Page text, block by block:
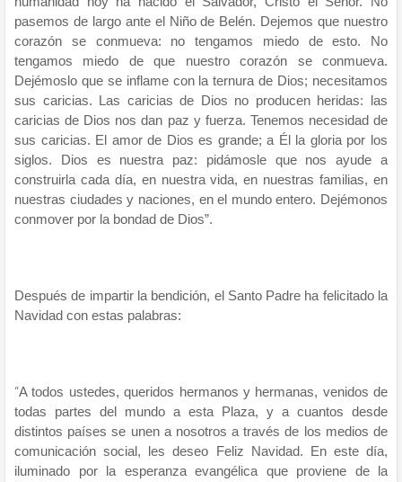
pasemos de largo ante el Niño de Belén. Dejemos que nuestro
corazón se conmueva: no tengamos miedo de esto. No
tengamos miedo de que nuestro corazón se conmueva.
Dejémoslo que se inflame con la ternura de Dios; necesitamos
sus caricias. Las caricias de Dios no producen heridas: las
caricias de Dios nos dan paz y fuerza. Tenemos necesidad de
sus caricias. El amor de Dios es grande; a Él la gloria por los
siglos. Dios es nuestra paz: pidámosle que nos ayude a
construirla cada día, en nuestra vida, en nuestras familias, en
nuestras ciudades y naciones, en el mundo entero. Dejémonos
conmover por la bondad de Dios”.
Después de impartir la bendición, el Santo Padre ha felicitado la
Navidad con estas palabras:
“A todos ustedes, queridos hermanos y hermanas, venidos de
todas partes del mundo a esta Plaza, y a cuantos desde
distintos países se unen a nosotros a través de los medios de
comunicación social, les deseo Feliz Navidad. En este día,
iluminado por la esperanza evangélica que proviene de la